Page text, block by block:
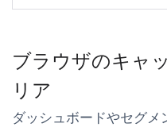
ブラウザのキャ
リア
ダッシュボードやセグメ